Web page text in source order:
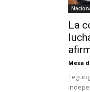
La
Mesa